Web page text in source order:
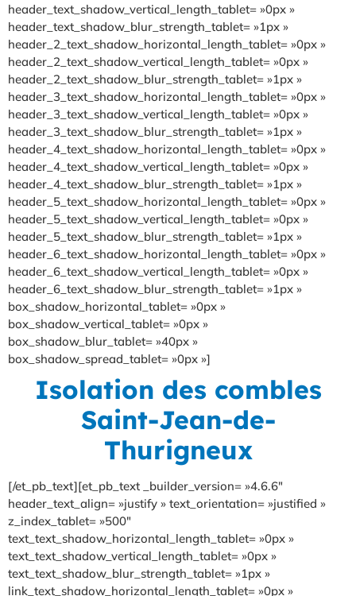
header_text_shadow_vertical_length_tablet= »0px »
header_text_shadow_blur_strength_tablet= »1px »
header_2_text_shadow_horizontal_length_tablet= »0px »
header_2_text_shadow_vertical_length_tablet= »0px »
header_2_text_shadow_blur_strength_tablet= »1px »
header_3_text_shadow_horizontal_length_tablet= »0px »
header_3_text_shadow_vertical_length_tablet= »0px »
header_3_text_shadow_blur_strength_tablet= »1px »
header_4_text_shadow_horizontal_length_tablet= »0px »
header_4_text_shadow_vertical_length_tablet= »0px »
header_4_text_shadow_blur_strength_tablet= »1px »
header_5_text_shadow_horizontal_length_tablet= »0px »
header_5_text_shadow_vertical_length_tablet= »0px »
header_5_text_shadow_blur_strength_tablet= »1px »
header_6_text_shadow_horizontal_length_tablet= »0px »
header_6_text_shadow_vertical_length_tablet= »0px »
header_6_text_shadow_blur_strength_tablet= »1px »
box_shadow_horizontal_tablet= »0px »
box_shadow_vertical_tablet= »0px »
box_shadow_blur_tablet= »40px »
box_shadow_spread_tablet= »0px »]
Isolation des combles
Saint-Jean-de-
Thurigneux
[/et_pb_text][et_pb_text _builder_version= »4.6.6″
header_text_align= »justify » text_orientation= »justified »
z_index_tablet= »500″
text_text_shadow_horizontal_length_tablet= »0px »
text_text_shadow_vertical_length_tablet= »0px »
text_text_shadow_blur_strength_tablet= »1px »
link_text_shadow_horizontal_length_tablet= »0px »